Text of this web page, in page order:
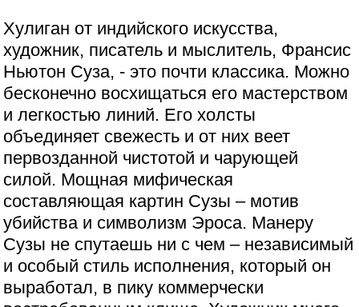
Хулиган от индийского искусства,
художник, писатель и мыслитель, Франсис
Ньютон Суза, - это почти классика. Можно
бесконечно восхищаться его мастерством
и легкостью линий. Его холсты
объединяет свежесть и от них веет
первозданной чистотой и чарующей
силой. Мощная мифическая
составляющая картин Сузы – мотив
убийства и символизм Эроса. Манеру
Сузы не спутаешь ни с чем – независимый
и особый стиль исполнения, который он
выработал, в пику коммерчески